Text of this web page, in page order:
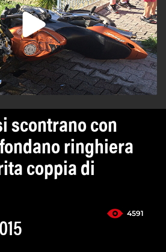
scontrano con
ringhiera
coppia di
4591